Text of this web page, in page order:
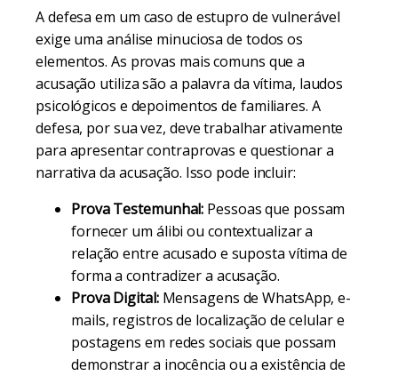
A defesa em um caso de estupro de vulnerável
exige uma análise minuciosa de todos os
elementos. As provas mais comuns que a
acusação utiliza são a palavra da vítima, laudos
psicológicos e depoimentos de familiares. A
defesa, por sua vez, deve trabalhar ativamente
para apresentar contraprovas e questionar a
narrativa da acusação. Isso pode incluir:
Prova Testemunhal: Pessoas que possam
fornecer um álibi ou contextualizar a
relação entre acusado e suposta vítima de
forma a contradizer a acusação.
Prova Digital:Mensagens de WhatsApp, e-
mails, registros de localização de celular e
postagens em redes sociais que possam
demonstrar a inocência ou a existência de